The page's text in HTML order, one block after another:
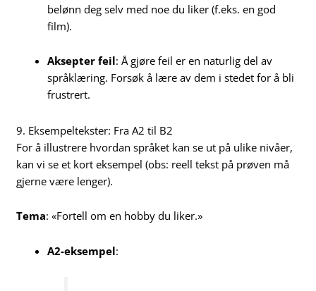
belønn deg selv med noe du liker (f.eks. en god
film).
Aksepter feil: Å gjøre feil er en naturlig del av
språklæring. Forsøk å lære av dem i stedet for å bli
frustrert.
9. Eksempeltekster: Fra A2 til B2
For å illustrere hvordan språket kan se ut på ulike nivåer,
kan vi se et kort eksempel (obs: reell tekst på prøven må
gjerne være lenger).
Tema: «Fortell om en hobby du liker.»
A2-eksempel: